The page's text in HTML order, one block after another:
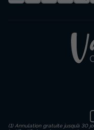
(1) Annulation gratuite jusqu’à 30